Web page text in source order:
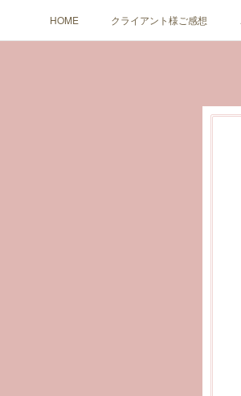
HOME クライアント様ご感想